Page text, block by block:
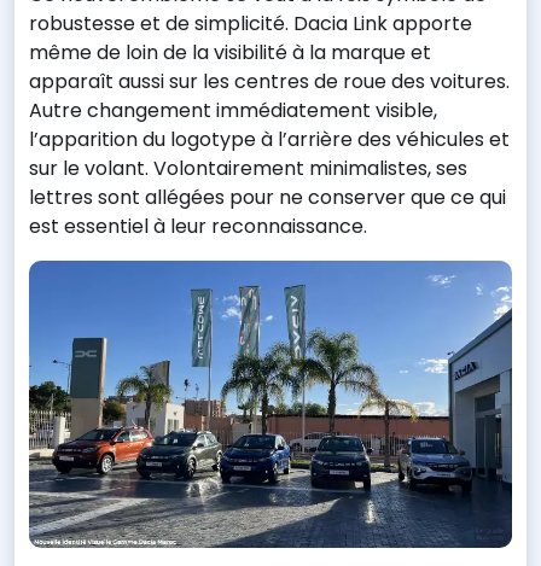
robustesse et de simplicité. Dacia Link apporte
même de loin de la visibilité à la marque et
apparaît aussi sur les centres de roue des voitures.
Autre changement immédiatement visible,
l’apparition du logotype à l’arrière des véhicules et
sur le volant. Volontairement minimalistes, ses
lettres sont allégées pour ne conserver que ce qui
est essentiel à leur reconnaissance.